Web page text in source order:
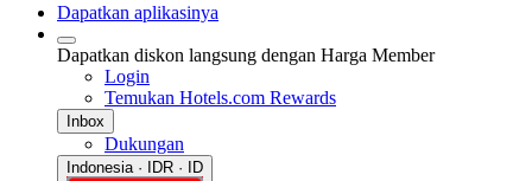
Dapatkan aplikasinya
Dapatkan diskon langsung dengan Harga Member
Login
Temukan Hotels.com Rewards
Inbox
Dukungan
Indonesia · IDR · ID